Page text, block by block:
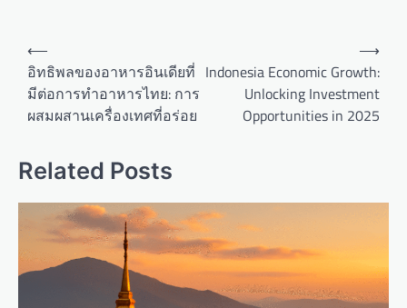
n
a
v
i
g
⟵
อิทธิพลของอาหารอินเดียที่
มีต่อการทำอาหารไทย: การ
ผสมผสานเครื่องเทศที่อร่อย
Indonesia Economic Growth:
Unlocking Investment
Opportunities in 2025
⟶
Related Posts